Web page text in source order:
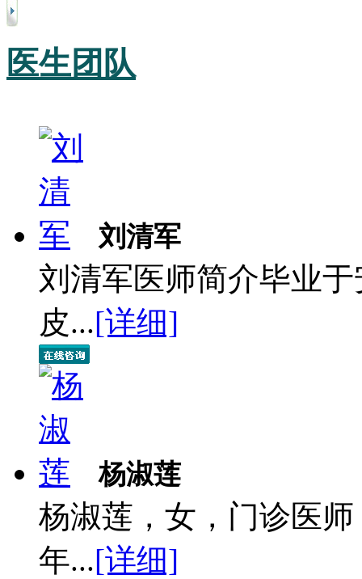
医生团队
刘清军
刘清军医师简介毕业
皮...[详细]
杨淑莲
杨淑莲，女，门诊医
年...[详细]